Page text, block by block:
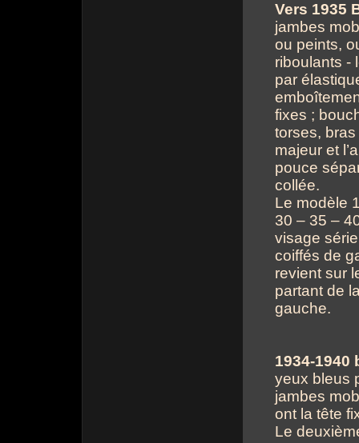
Vers 1935
jambes
ou peints,
riboulants -
par
fixes ;
torses,
majeur et
pouce
collée.
Le modèle
30 – 35 –
visage
coiffés de
revient sur
partant de
gauche.
1934-1940
yeux bleus
jambes
ont la tête
Le